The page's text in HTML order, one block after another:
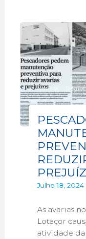
Notícia
Julho 18, 2024
As avarias
Lotaçor
atividade da